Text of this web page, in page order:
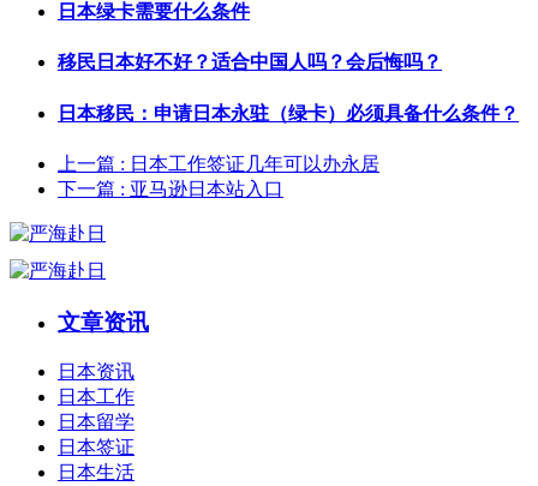
日本绿卡需要什么条件
移民日本好不好？适合中国人吗？会后悔吗？
日本移民：申请日本永驻（绿卡）必须具备什么条件？
上一篇 : 日本工作签证几年可以办永居
下一篇 : 亚马逊日本站入口
文章资讯
日本资讯
日本工作
日本留学
日本签证
日本生活